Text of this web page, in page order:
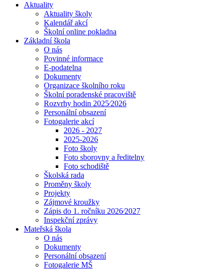
Aktuality
Aktuality školy
Kalendář akcí
Školní online pokladna
Základní škola
O nás
Povinné informace
E-podatelna
Dokumenty
Organizace školního roku
Školní poradenské pracoviště
Rozvrhy hodin 2025⁄2026
Personální obsazení
Fotogalerie akcí
2026 - 2027
2025-2026
Foto školy
Foto sborovny a ředitelny
Foto schodiště
Školská rada
Proměny školy
Projekty
Zájmové kroužky
Zápis do 1. ročníku 2026⁄2027
Inspekční zprávy
Mateřská škola
O nás
Dokumenty
Personální obsazení
Fotogalerie MŠ